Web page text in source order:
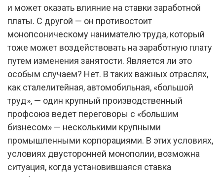
и может оказать влияние на ставки заработной
платы. С другой — он противостоит
монопсоническому нанимателю труда, который
тоже может воздействовать на заработную плату
путем изменения занятости. Является ли это
особым случаем? Нет. В таких важных отраслях,
как сталелитейная, автомобильная, «большой
труд», — один крупный производственный
профсоюз ведет переговоры с «большим
бизнесом» — несколькими крупными
промышленными корпорациями. В этих условиях,
условиях двусторонней монополии, возможна
ситуация, когда установившаяся ставка